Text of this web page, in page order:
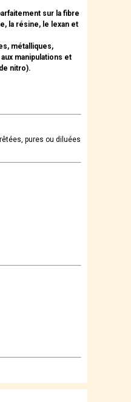
sur la fibre
la résine, le lexan et
métalliques,
manipulations et
nitro).
pures ou diluées